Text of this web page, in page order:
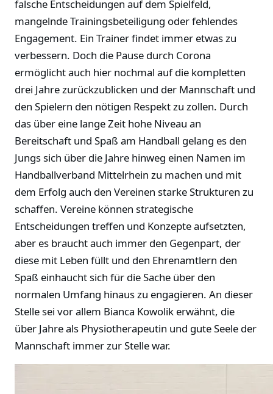
falsche Entscheidungen auf dem Spielfeld,
mangelnde Trainingsbeteiligung oder fehlendes
Engagement. Ein Trainer findet immer etwas zu
verbessern. Doch die Pause durch Corona
ermöglicht auch hier nochmal auf die kompletten
drei Jahre zurückzublicken und der Mannschaft und
den Spielern den nötigen Respekt zu zollen. Durch
das über eine lange Zeit hohe Niveau an
Bereitschaft und Spaß am Handball gelang es den
Jungs sich über die Jahre hinweg einen Namen im
Handballverband Mittelrhein zu machen und mit
dem Erfolg auch den Vereinen starke Strukturen zu
schaffen. Vereine können strategische
Entscheidungen treffen und Konzepte aufsetzten,
aber es braucht auch immer den Gegenpart, der
diese mit Leben füllt und den Ehrenamtlern den
Spaß einhaucht sich für die Sache über den
normalen Umfang hinaus zu engagieren. An dieser
Stelle sei vor allem Bianca Kowolik erwähnt, die
über Jahre als Physiotherapeutin und gute Seele der
Mannschaft immer zur Stelle war.